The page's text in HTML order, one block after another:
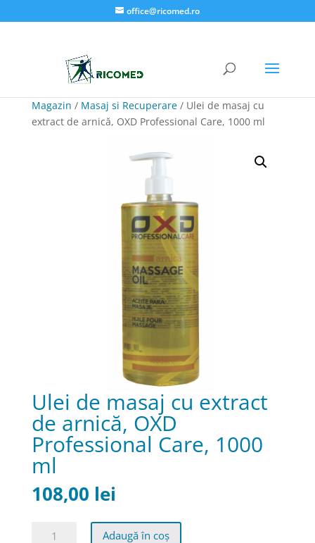
office@ricomed.ro
Magazin / Masaj si Recuperare/ Ulei de masaj cu
extract de arnică, OXD Professional Care, 1000 ml
Ulei de masaj cu extract
de arnică, OXD
Professional Care, 1000
ml
108,00 lei
Cantitate
Adaugă în coș